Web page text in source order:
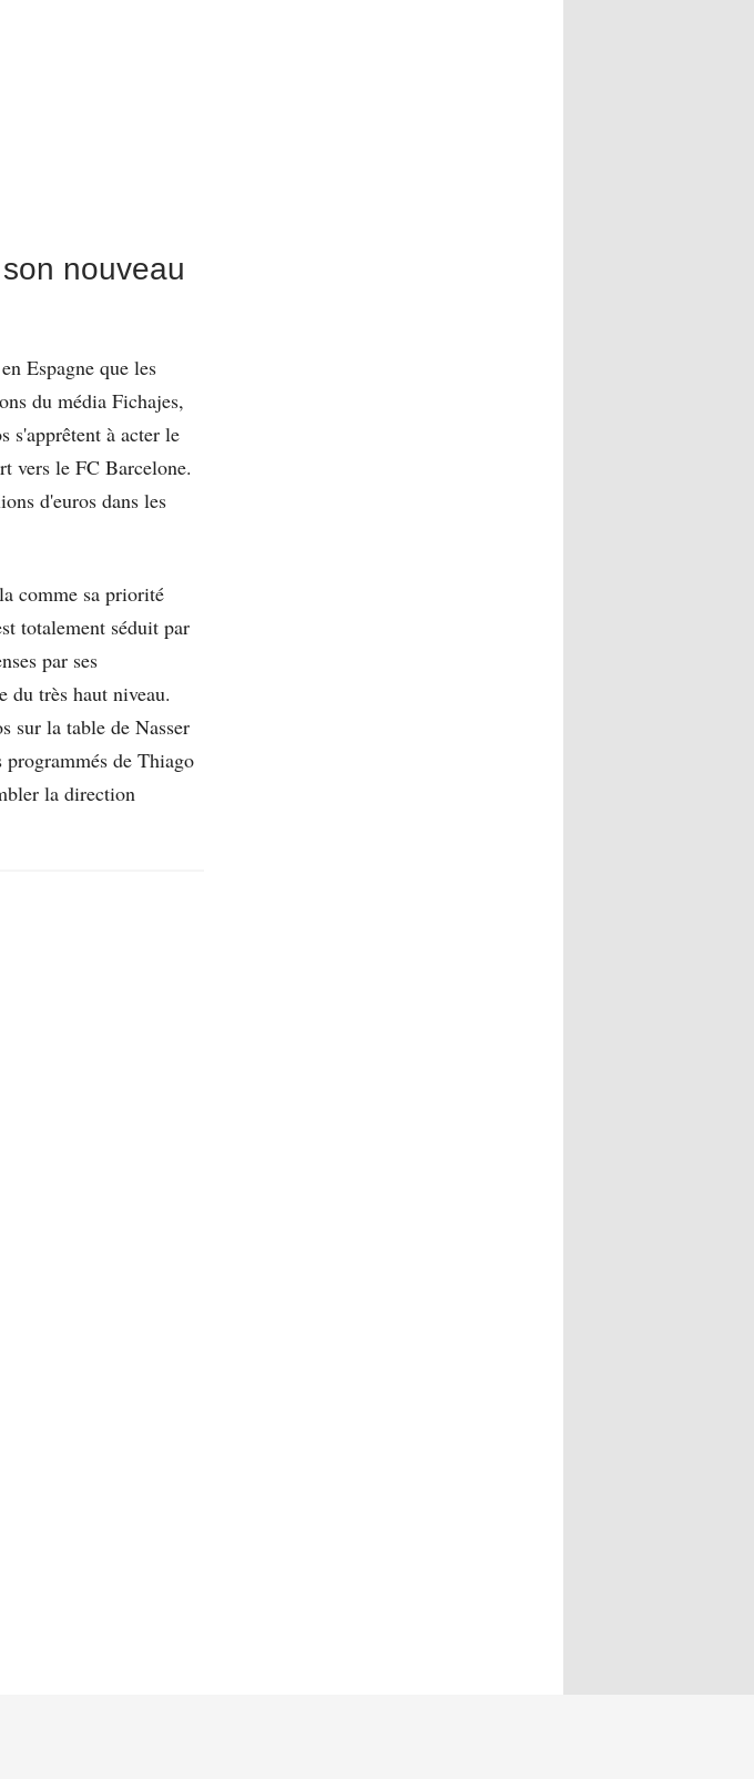
nouveau
Espagne que les
du média Fichajes,
s'apprêtent à acter le
vers le FC Barcelone.
d'euros dans les
comme sa priorité
totalement séduit par
par ses
du très haut niveau.
sur la table de Nasser
de Thiago
la direction